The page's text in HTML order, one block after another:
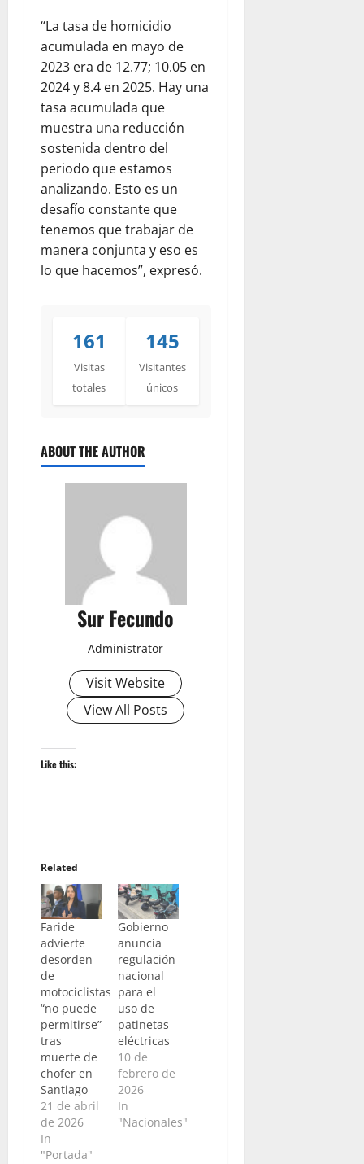
“La tasa de homicidio
acumulada en mayo de
2023 era de 12.77; 10.05 en
2024 y 8.4 en 2025. Hay una
tasa acumulada que
muestra una reducción
sostenida dentro del
periodo que estamos
analizando. Esto es un
desafío constante que
tenemos que trabajar de
manera conjunta y eso es
lo que hacemos”, expresó.
161
Visitas
totales
145
Visitantes
únicos
ABOUT THE AUTHOR
Sur Fecundo
Administrator
Visit Website
View All Posts
Like this:
Related
Faride
advierte
desorden
de
motociclistas
“no puede
permitirse”
tras
muerte de
chofer en
Santiago
21 de abril
de 2026
In
"Portada"
Gobierno
anuncia
regulación
nacional
para el
uso de
patinetas
eléctricas
10 de
febrero de
2026
In
"Nacionales"